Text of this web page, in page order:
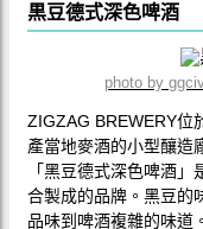
黒豆德式深色啤酒
photo by
ZIGZAG BREWERY位
產當地麥酒的小型釀造
「黑豆德式深色啤酒
合製成的品牌。黑豆的
品味到啤酒複雜的味道。